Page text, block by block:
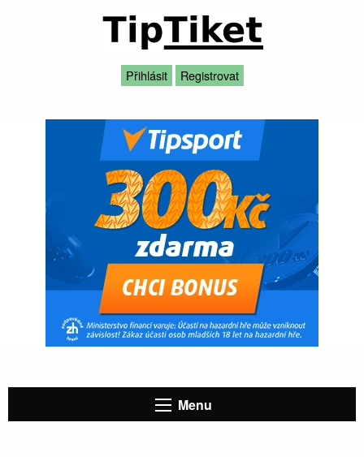
Přihlásit Registrovat
Menu